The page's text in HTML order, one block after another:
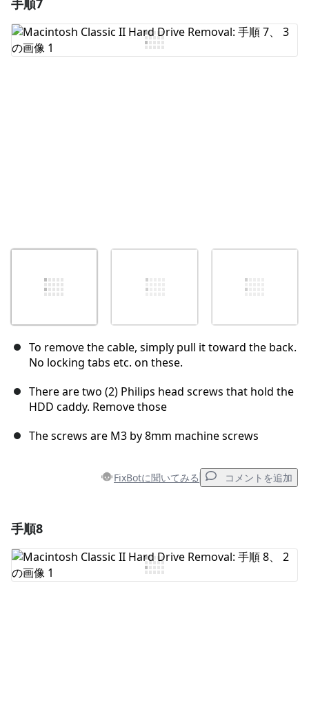
コメントを追加
手順7
To remove the cable, simply pull it toward the back.
No locking tabs etc. on these.
There are two (2) Philips head screws that hold the
HDD caddy. Remove those
The screws are M3 by 8mm machine screws
FixBotに聞いてみる コメントを追加
コメントを追加
手順8